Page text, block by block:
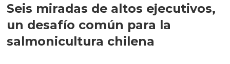
Seis miradas de altos ejecutivos,
un desafío común para la
salmonicultura chilena